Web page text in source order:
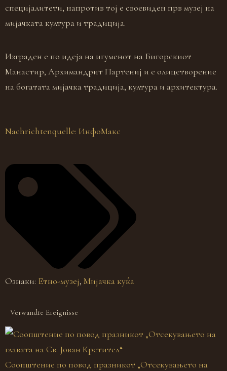
специјалитети, напротив тој е своевиден прв музеј на
мијачката култура и традиција.
Изграден е по идеја на игуменот на Бигорскиот
Манастир, Архимандрит Партениј и е олицетворение
на богатата мијачка традиција, култура и архитектура.
Nachrichtenquelle: ИнфоМакс
Ознаки: Етно-музеј, Мијачка куќа
Verwandte Ereignisse
Соопштение по повод празникот „Отсекувањето на